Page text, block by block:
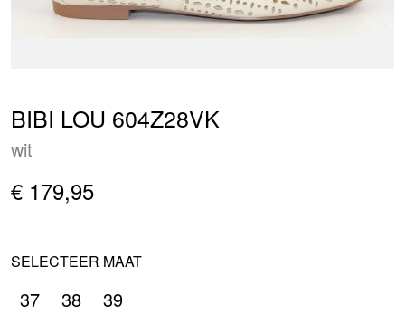
BIBI LOU 604Z28VK
wit
€ 179,95
SELECTEER MAAT
37 38 39